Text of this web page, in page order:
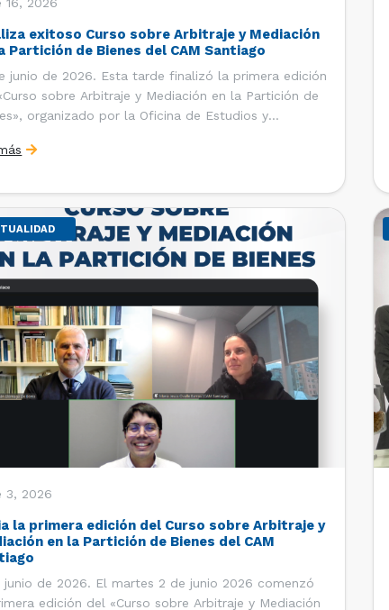
16, 2026
exitoso Curso sobre Arbitraje y Mediación
Partición de Bienes del CAM Santiago
junio de 2026. Esta tarde finalizó la primera edición
sobre Arbitraje y Mediación en la Partición de
organizado por la Oficina de Estudios y
(CAM) de la Cámara de Comercio de Santiago
3, 2026
la primera edición del Curso sobre Arbitraje y
en la Partición de Bienes del CAM
junio de 2026. El martes 2 de junio 2026 comenzó
edición del «Curso sobre Arbitraje y Mediación